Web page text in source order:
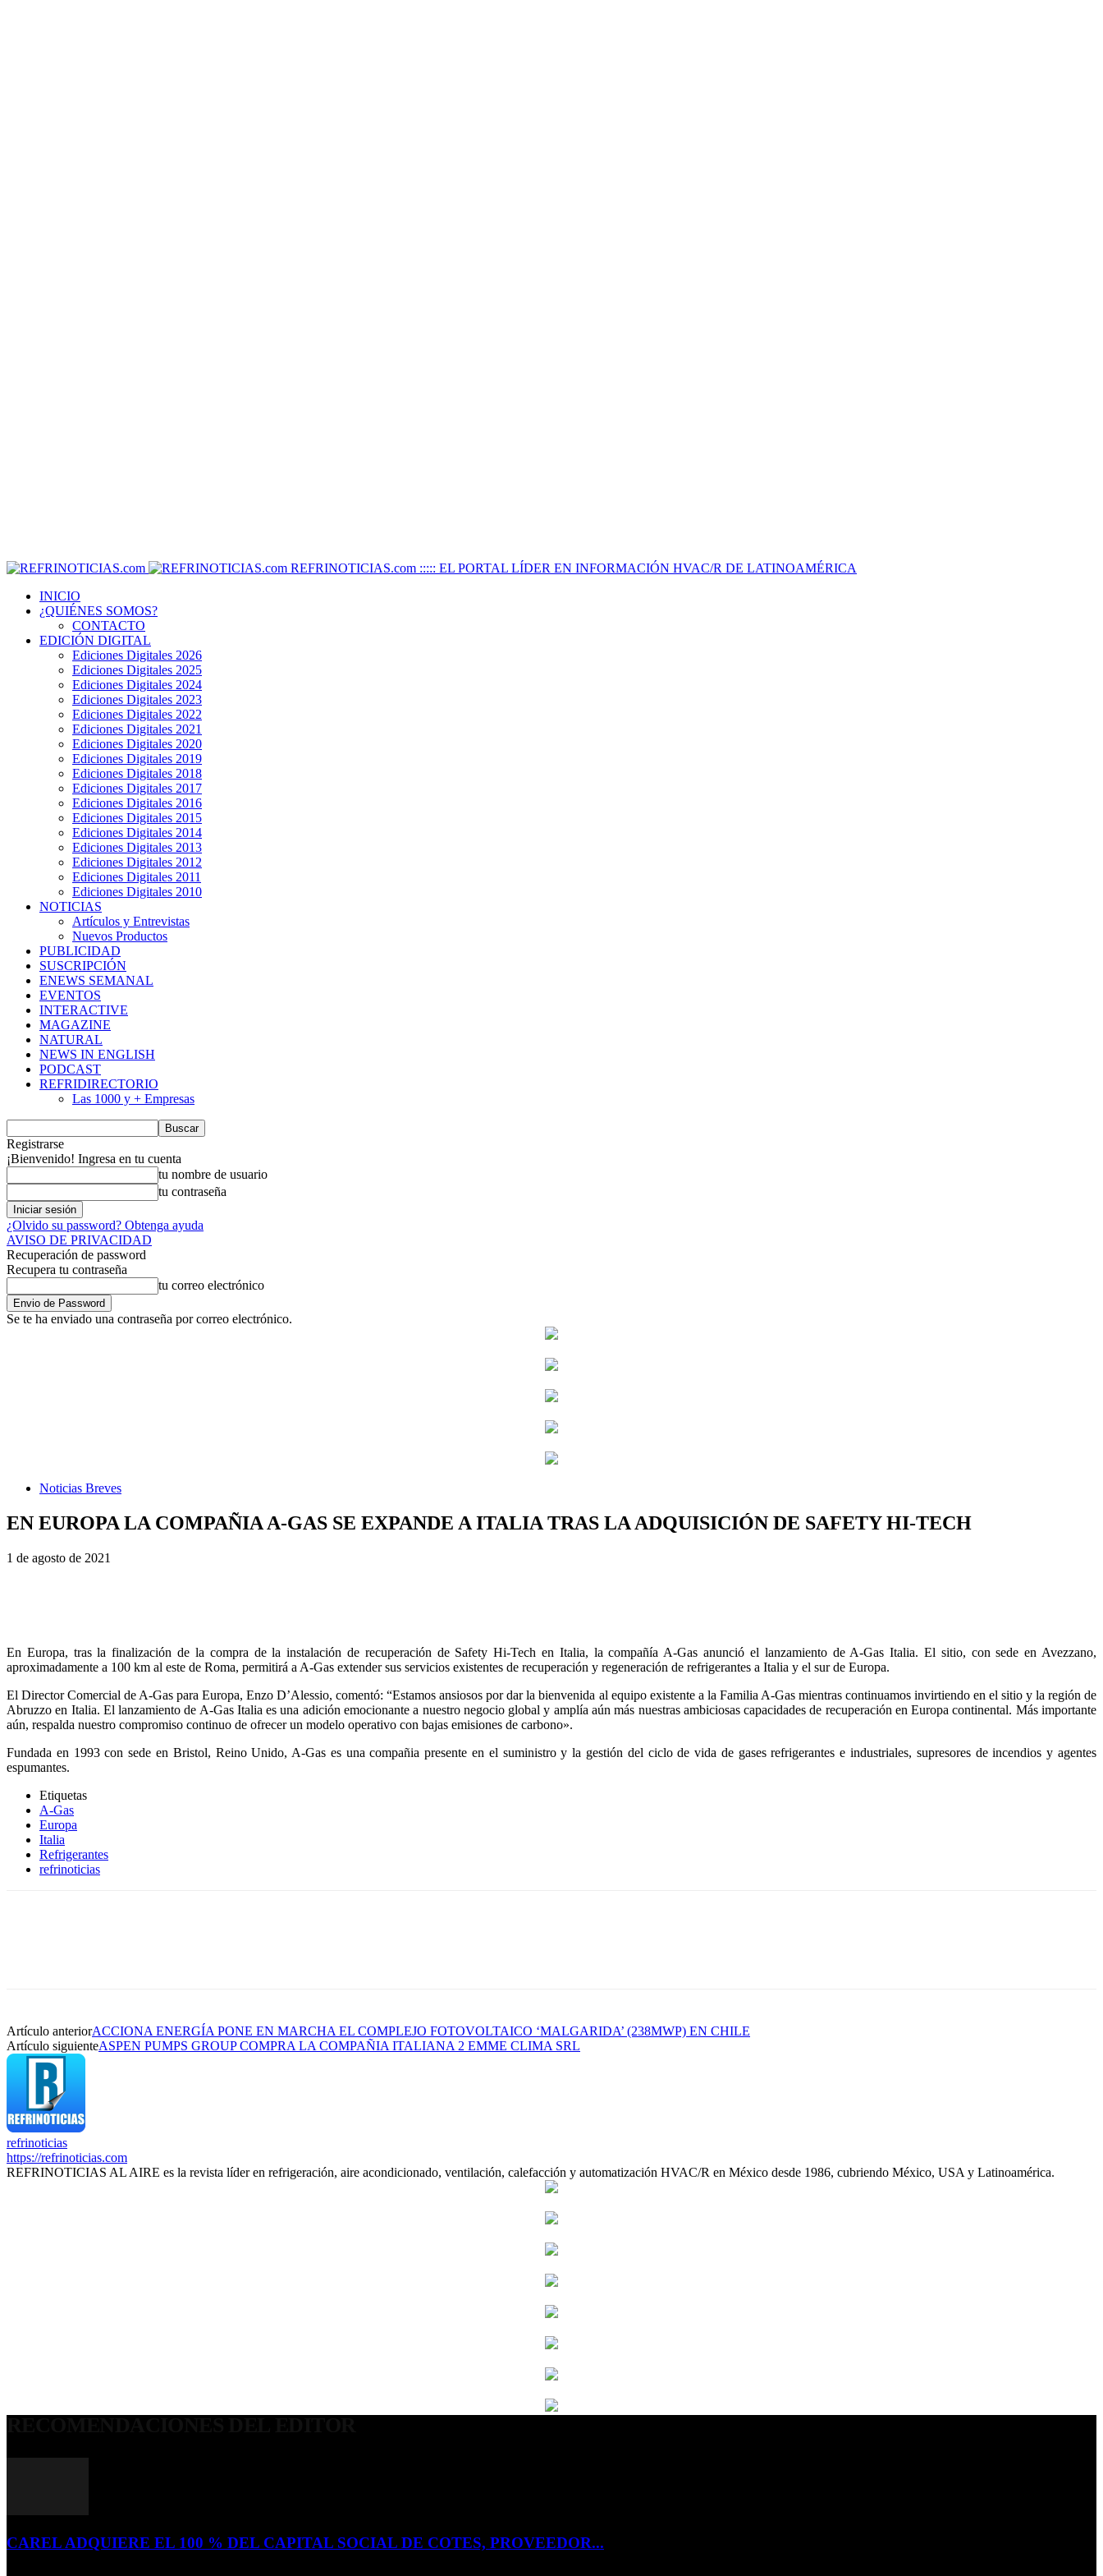
REFRINOTICIAS.com ::::: EL PORTAL LÍDER EN INFORMACIÓN HVAC/R DE LATINOAMÉRICA
INICIO
¿QUIÉNES SOMOS?
CONTACTO
EDICIÓN DIGITAL
Ediciones Digitales 2026
Ediciones Digitales 2025
Ediciones Digitales 2024
Ediciones Digitales 2023
Ediciones Digitales 2022
Ediciones Digitales 2021
Ediciones Digitales 2020
Ediciones Digitales 2019
Ediciones Digitales 2018
Ediciones Digitales 2017
Ediciones Digitales 2016
Ediciones Digitales 2015
Ediciones Digitales 2014
Ediciones Digitales 2013
Ediciones Digitales 2012
Ediciones Digitales 2011
Ediciones Digitales 2010
NOTICIAS
Artículos y Entrevistas
Nuevos Productos
PUBLICIDAD
SUSCRIPCIÓN
ENEWS SEMANAL
EVENTOS
INTERACTIVE
MAGAZINE
NATURAL
NEWS IN ENGLISH
PODCAST
REFRIDIRECTORIO
Las 1000 y + Empresas
Registrarse
¡Bienvenido! Ingresa en tu cuenta
tu nombre de usuario
tu contraseña
¿Olvido su password? Obtenga ayuda
AVISO DE PRIVACIDAD
Recuperación de password
Recupera tu contraseña
tu correo electrónico
Se te ha enviado una contraseña por correo electrónico.
Noticias Breves
EN EUROPA LA COMPAÑIA A-GAS SE EXPANDE A ITALIA TRAS LA ADQUISICIÓN DE SAFETY HI-TECH
1 de agosto de 2021
En Europa, tras la finalización de la compra de la instalación de recuperación de Safety Hi-Tech en Italia, la compañía A-Gas anunció el lanzamiento de A-Gas Italia. El sitio, con sede en Avezzano,
aproximadamente a 100 km al este de Roma, permitirá a A-Gas extender sus servicios existentes de recuperación y regeneración de refrigerantes a Italia y el sur de Europa.
El Director Comercial de A-Gas para Europa, Enzo D’Alessio, comentó: “Estamos ansiosos por dar la bienvenida al equipo existente a la Familia A-Gas mientras continuamos invirtiendo en el sitio y la región de
Abruzzo en Italia. El lanzamiento de A-Gas Italia es una adición emocionante a nuestro negocio global y amplía aún más nuestras ambiciosas capacidades de recuperación en Europa continental. Más importante
aún, respalda nuestro compromiso continuo de ofrecer un modelo operativo con bajas emisiones de carbono».
Fundada en 1993 con sede en Bristol, Reino Unido, A-Gas es una compañia presente en el suministro y la gestión del ciclo de vida de gases refrigerantes e industriales, supresores de incendios y agentes
espumantes.
Etiquetas
A-Gas
Europa
Italia
Refrigerantes
refrinoticias
Artículo anteriorACCIONA ENERGÍA PONE EN MARCHA EL COMPLEJO FOTOVOLTAICO ‘MALGARIDA’ (238MWP) EN CHILE
Artículo siguienteASPEN PUMPS GROUP COMPRA LA COMPAÑIA ITALIANA 2 EMME CLIMA SRL
refrinoticias
https://refrinoticias.com
REFRINOTICIAS AL AIRE es la revista líder en refrigeración, aire acondicionado, ventilación, calefacción y automatización HVAC/R en México desde 1986, cubriendo México, USA y Latinoamérica.
CAREL ADQUIERE EL 100 % DEL CAPITAL SOCIAL DE COTES, PROVEEDOR...